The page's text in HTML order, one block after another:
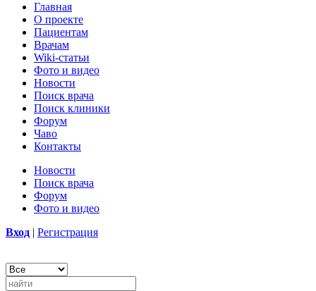
Главная
О проекте
Пациентам
Врачам
Wiki-статьи
Фото и видео
Новости
Поиск врача
Поиск клиники
Форум
Чаво
Контакты
Новости
Поиск врача
Форум
Фото и видео
Вход | Регистрация